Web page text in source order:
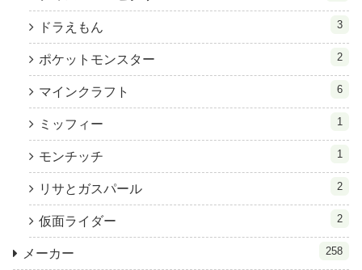
ドラえもん 3
ポケットモンスター 2
マインクラフト 6
ミッフィー 1
モンチッチ 1
リサとガスパール 2
仮面ライダー 2
メーカー 258